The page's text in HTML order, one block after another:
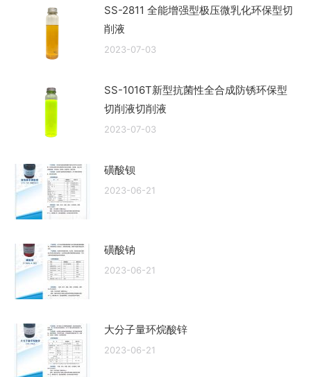
SS-2811 全能增强型极压微乳化环保型切
削液
2023-07-03
SS-1016T新型抗菌性全合成防锈环保型
切削液切削液
2023-07-03
磺酸钡
2023-06-21
磺酸钠
2023-06-21
大分子量环烷酸锌
2023-06-21